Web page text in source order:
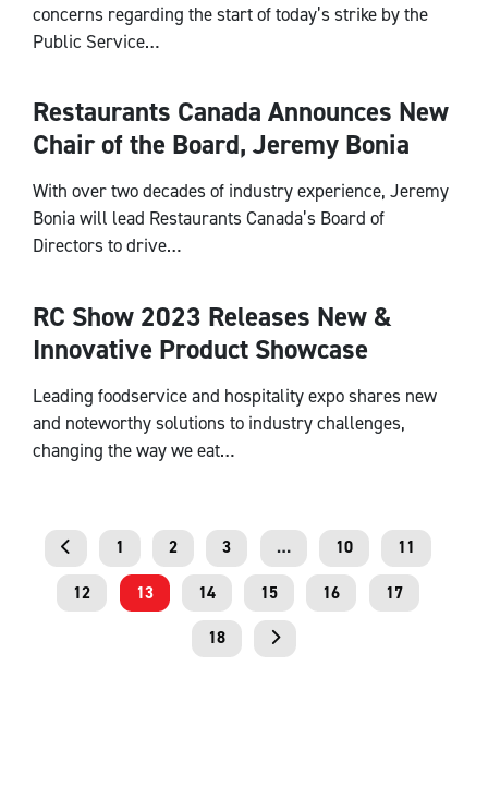
concerns regarding the start of today’s strike by the
Public Service…
National
Restaurants Canada Announces New
Chair of the Board, Jeremy Bonia
With over two decades of industry experience, Jeremy
Bonia will lead Restaurants Canada’s Board of
Directors to drive…
National
RC Show 2023 Releases New &
Innovative Product Showcase
Leading foodservice and hospitality expo shares new
and noteworthy solutions to industry challenges,
changing the way we eat…
1 2 3 … 10 11
12 13 14 15 16 17
18